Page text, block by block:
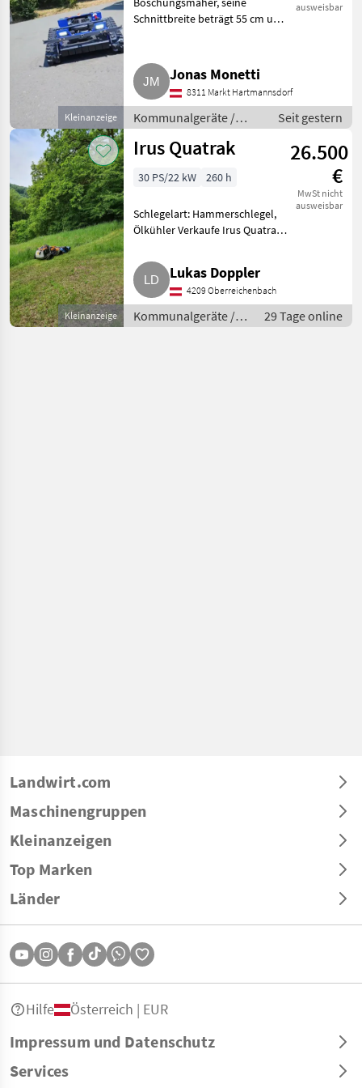
Kleinanzeige
ausweisbar
Schnittbreite beträgt 55 cm und
Motoren zu je 750 Watt
ausgestattet und bewältigt Hä
Jonas Monetti
8311 Markt Hartmannsdorf
Kommunalgeräte /
Böschungsmäher
Seit gestern
Kleinanzeige
Irus Quatrak
26.500
€
MwSt nicht
ausweisbar
30 PS/22 kW 260 h
Schlegelart: Hammerschlegel,
Ölkühler Verkaufe Irus Quatrak
Gerät hat ca. 260 Bstd. und
wurde immer regelmäßig
serviciert. Der Schlägler wu
Lukas Doppler
4209 Oberreichenbach
Kommunalgeräte /
Böschungsmäher
29 Tage online
Landwirt.com
Maschinengruppen
Kleinanzeigen
Top Marken
Länder
Impressum und Datenschutz
Services
Hilfe Österreich | EUR